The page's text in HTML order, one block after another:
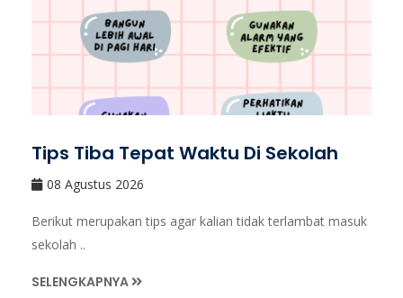
Tips Tiba Tepat Waktu Di Sekolah
08 Agustus 2026
Berikut merupakan tips agar kalian tidak terlambat masuk
sekolah ..
SELENGKAPNYA